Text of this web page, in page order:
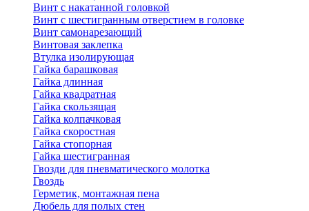
Винт с накатанной головкой
Винт с шестигранным отверстием в головке
Винт самонарезающий
Винтовая заклепка
Втулка изолирующая
Гайка барашковая
Гайка длинная
Гайка квадратная
Гайка скользящая
Гайка колпачковая
Гайка скоростная
Гайка стопорная
Гайка шестигранная
Гвозди для пневматического молотка
Гвоздь
Герметик, монтажная пена
Дюбель для полых стен